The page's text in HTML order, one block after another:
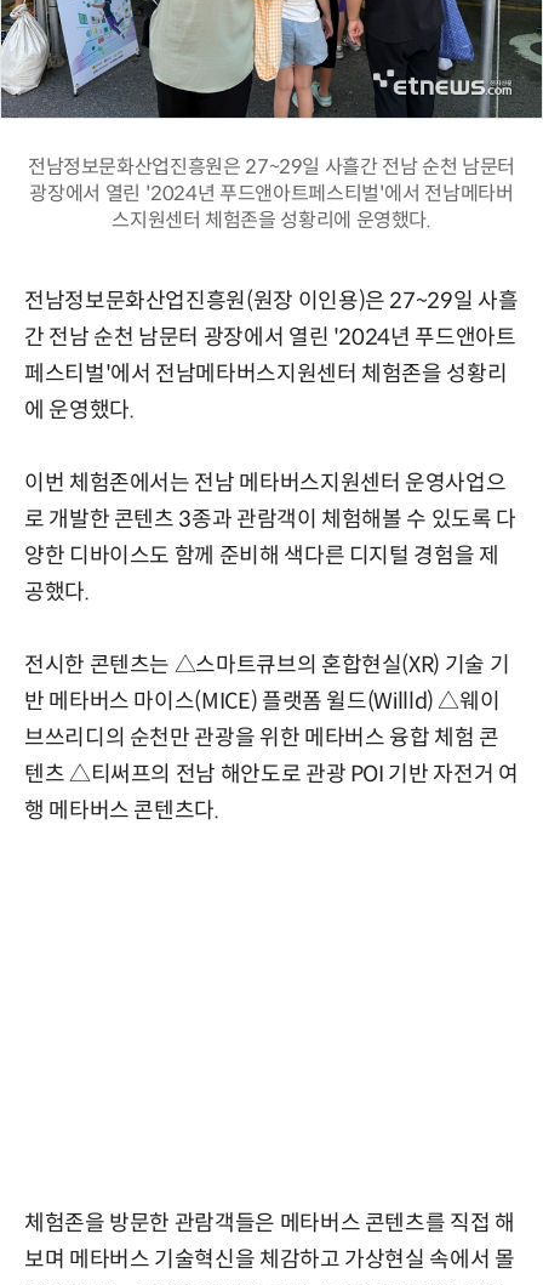
전남정보문화산업진흥원은 27~29일 사흘간 전남 순천 남문터
광장에서 열린 '2024년 푸드앤아트페스티벌'에서 전남메타버
스지원센터 체험존을 성황리에 운영했다.
전남정보문화산업진흥원(원장 이인용)은 27~29일 사흘
간 전남 순천 남문터 광장에서 열린 '2024년 푸드앤아트
페스티벌'에서 전남메타버스지원센터 체험존을 성황리
에 운영했다.
이번 체험존에서는 전남 메타버스지원센터 운영사업으
로 개발한 콘텐츠 3종과 관람객이 체험해볼 수 있도록 다
양한 디바이스도 함께 준비해 색다른 디지털 경험을 제
공했다.
전시한 콘텐츠는 △스마트큐브의 혼합현실(XR) 기술 기
반 메타버스 마이스(MICE) 플랫폼 윌드(Willld) △웨이
브쓰리디의 순천만 관광을 위한 메타버스 융합 체험 콘
텐츠 △티써프의 전남 해안도로 관광 POI 기반 자전거 여
행 메타버스 콘텐츠다.
체험존을 방문한 관람객들은 메타버스 콘텐츠를 직접 해
보며 메타버스 기술혁신을 체감하고 가상현실 속에서 몰